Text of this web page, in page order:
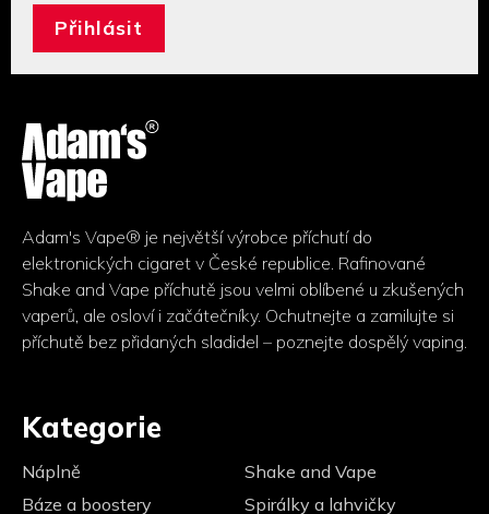
Adam's Vape® je největší výrobce příchutí do
elektronických cigaret v České republice. Rafinované
Shake and Vape příchutě jsou velmi oblíbené u zkušených
vaperů, ale osloví i začátečníky. Ochutnejte a zamilujte si
příchutě bez přidaných sladidel – poznejte dospělý vaping.
Kategorie
Náplně
Shake and Vape
Báze a boostery
Spirálky a lahvičky